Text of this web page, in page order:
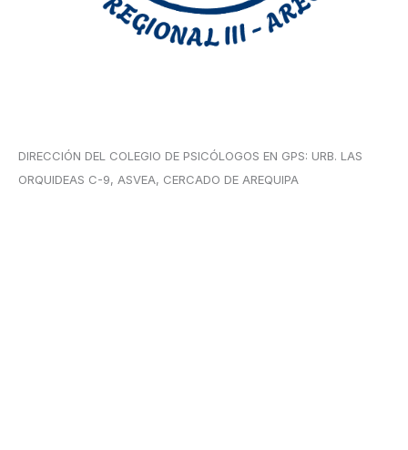
DIRECCIÓN DEL COLEGIO DE PSICÓLOGOS EN GPS: URB. LAS
ORQUIDEAS C-9, ASVEA, CERCADO DE AREQUIPA